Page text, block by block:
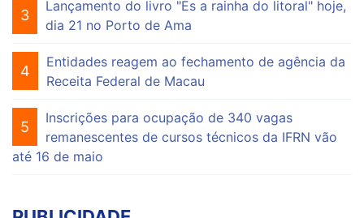
3
Lançamento do livro "És a rainha do litoral" hoje,
dia 21 no Porto de Ama
4
Entidades reagem ao fechamento de agência da
Receita Federal de Macau
5
Inscrições para ocupação de 340 vagas
remanescentes de cursos técnicos da IFRN vão
até 16 de maio